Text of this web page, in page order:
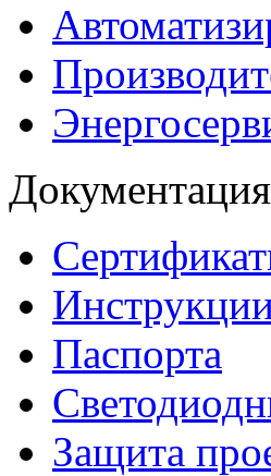
Документация
Паспорта
Защита